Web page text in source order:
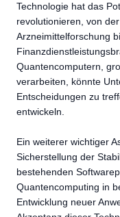
Technologie hat das
revolutionieren, von
Arzneimittelforschung
Quantencomputern,
verarbeiten, könnte
Entscheidungen zu
entwickeln.
Ein weiterer wichtiger
Sicherstellung der
bestehenden
Quantencomputing in
Entwicklung neuer